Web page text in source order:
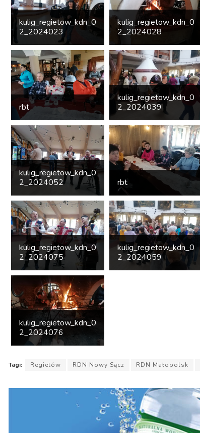
kulig_regietow_kdn_0
2_2024023
kulig_regietow_kdn_0
2_2024028
rbt
kulig_regietow_kdn_0
2_2024039
kulig_regietow_kdn_0
2_2024052
rbt
kulig_regietow_kdn_0
2_2024075
kulig_regietow_kdn_0
2_2024059
kulig_regietow_kdn_0
2_2024076
Tagi: Regietów RDN Nowy Sącz RDN Małopolsk